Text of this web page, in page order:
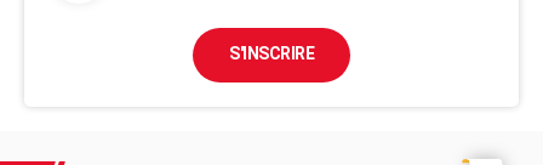
S'INSCRIRE